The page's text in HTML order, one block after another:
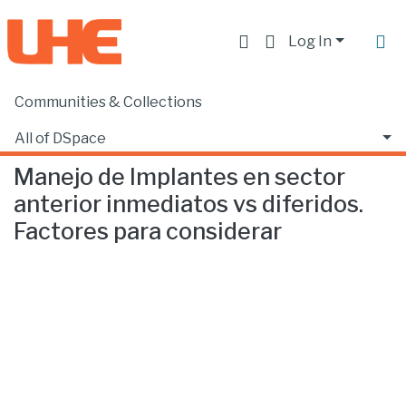
Log In
Communities & Collections
All of DSpace
Statistics
Home
Manejo de Implantes en sector
anterior inmediatos vs diferidos.
Factores para considerar